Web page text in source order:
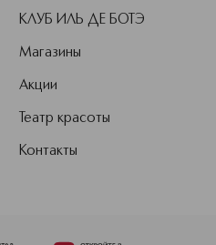
КЛУБ ИЛЬ ДЕ БОТЭ
Магазины
Акции
Театр красоты
Контакты